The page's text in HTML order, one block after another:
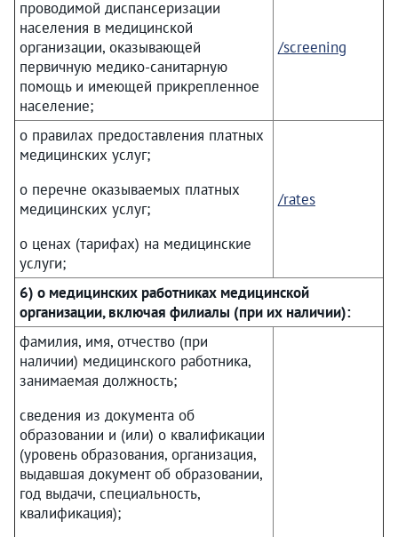
проводимой диспансеризации
населения в медицинской
организации, оказывающей
первичную медико-санитарную
помощь и имеющей прикрепленное
население;
/screening
о правилах предоставления платных
медицинских услуг;
о перечне оказываемых платных
медицинских услуг;
о ценах (тарифах) на медицинские
услуги;
/rates
6) о медицинских работниках медицинской
организации, включая филиалы (при их наличии):
фамилия, имя, отчество (при
наличии) медицинского работника,
занимаемая должность;
сведения из документа об
образовании и (или) о квалификации
(уровень образования, организация,
выдавшая документ об образовании,
год выдачи, специальность,
квалификация);